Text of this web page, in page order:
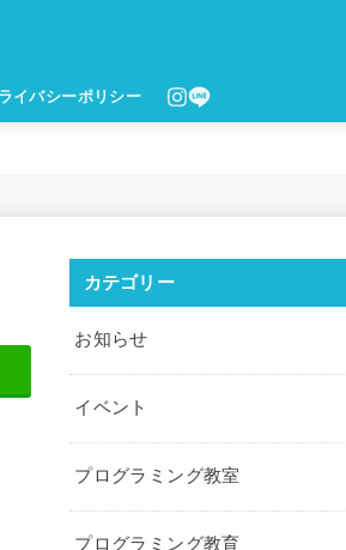
イバシーポリシー
カテゴリー
お知らせ
イベント
プログラミング教室
プログラミング教育